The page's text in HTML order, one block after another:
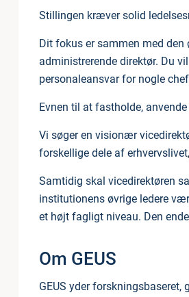
Stillingen kræver solid
Dit fokus er sammen med den
administrerende direktør. Du
personaleansvar for nogle
Evnen til at fastholde,
Vi søger en visionær
forskellige dele af
Samtidig skal vicedirektøren
institutionens øvrige ledere
et højt fagligt niveau. Den
Om GEUS
GEUS yder